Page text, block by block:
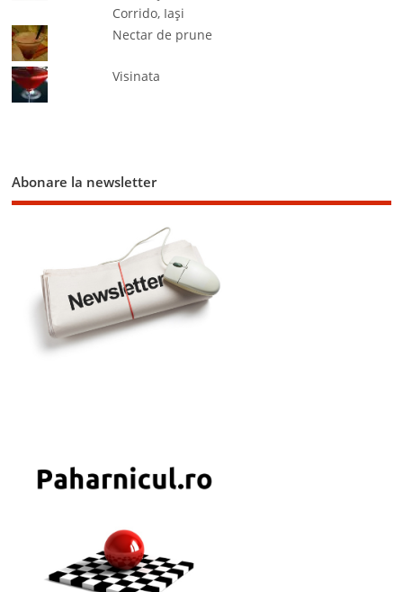
Corrido, Iaşi
Nectar de prune
Visinata
Abonare la newsletter